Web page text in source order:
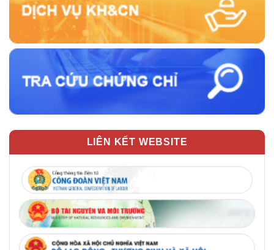
LIÊN KẾT WEBSITE